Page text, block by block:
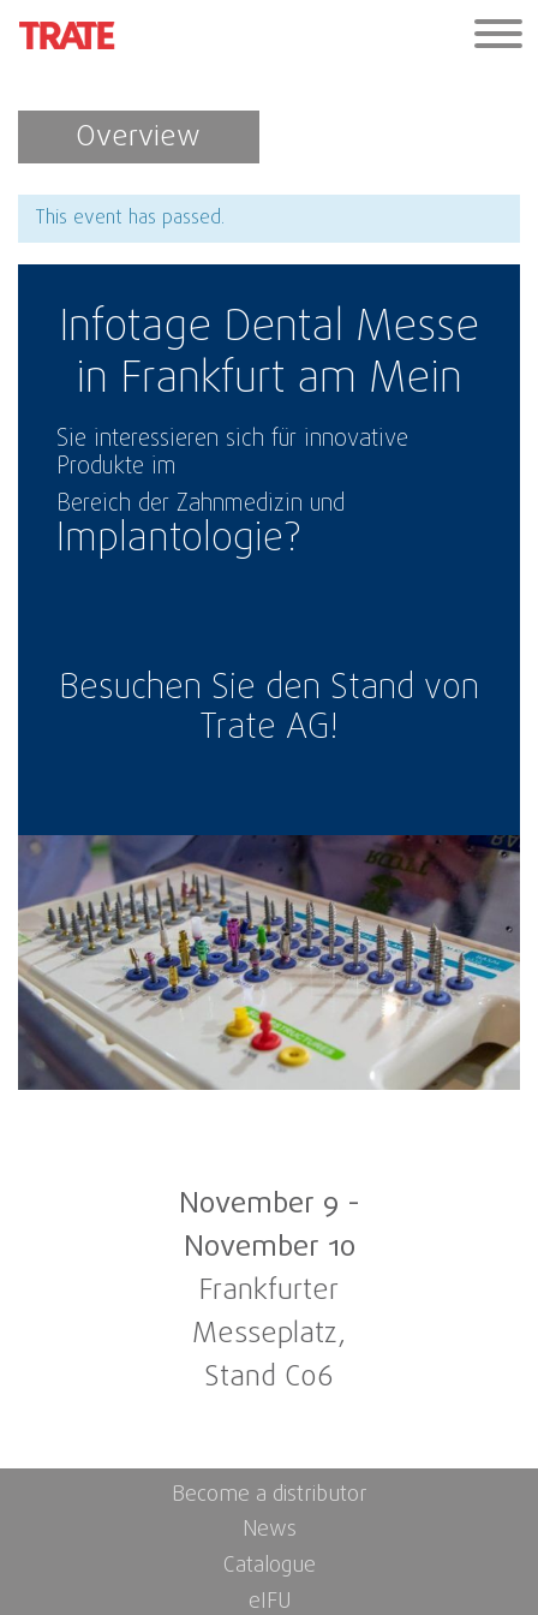
Overview
This event has passed.
Infotage Dental Messe
in Frankfurt am Mein
Sie interessieren sich für innovative
Produkte im
Bereich der Zahnmedizin und
Implantologie?
Besuchen Sie den Stand von
Trate AG!
November 9 -
November 10
Frankfurter
Messeplatz,
Stand C06
Become a distributor
News
Catalogue
eIFU